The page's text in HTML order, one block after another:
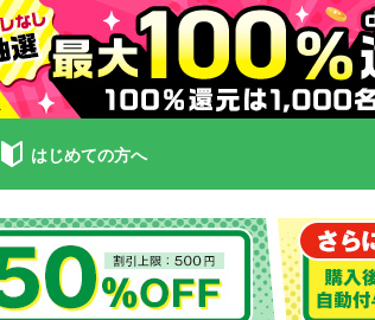
はじめての方へ